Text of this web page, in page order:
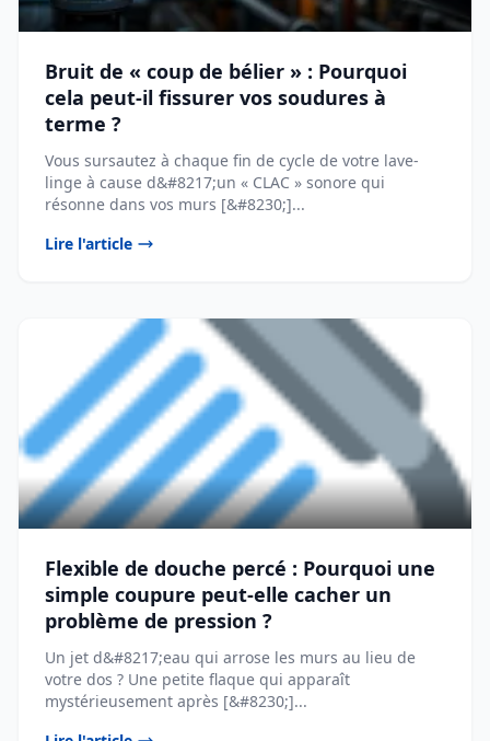
Bruit de « coup de bélier » : Pourquoi
cela peut-il fissurer vos soudures à
terme ?
Vous sursautez à chaque fin de cycle de votre lave-
linge à cause d&#8217;un « CLAC » sonore qui
résonne dans vos murs [&#8230;]...
Lire l'article
Flexible de douche percé : Pourquoi une
simple coupure peut-elle cacher un
problème de pression ?
Un jet d&#8217;eau qui arrose les murs au lieu de
votre dos ? Une petite flaque qui apparaît
mystérieusement après [&#8230;]...